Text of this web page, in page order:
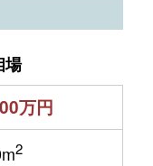
場
万円
2